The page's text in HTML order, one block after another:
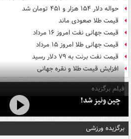
حواله دلار ۱۵۴ هزار و ۴۵۱ تومان شد
قیمت طلا صعودی ماند
قیمت جهانی نفت امروز ۱۶ مرداد
قیمت جهانی طلا امروز ۱۵ مرداد
قیمت نفت برنت به ۷۹ دلار رسید
افزایش قیمت طلا و نقره جهانی
فیلم برگزیده
چین ونیز شد!
برگزیده ورزشی